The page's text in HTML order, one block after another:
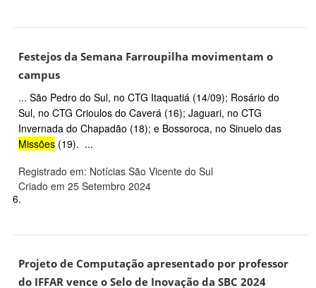
Festejos da Semana Farroupilha movimentam o
campus
... São Pedro do Sul, no CTG Itaquatiá (14/09); Rosário do
Sul, no CTG Crioulos do Caverá (16); Jaguari, no CTG
Invernada do Chapadão (18); e Bossoroca, no Sinuelo das
Missões (19). ...
Registrado em: Notícias São Vicente do Sul
Criado em 25 Setembro 2024
6.
Projeto de Computação apresentado por professor
do IFFAR vence o Selo de Inovação da SBC 2024